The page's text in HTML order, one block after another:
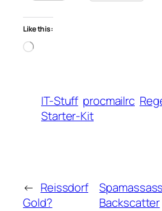
Like this:
Loading…
IT-Stuff procmailrc
Starter-Kit
← Reissdorf
Gold?
Backscatter